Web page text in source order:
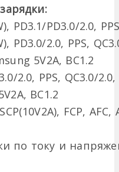
PD3.1/PD3.0/2.0,
PD3.0/2.0, PPS,
5V2A, BC1.2
2.0, PPS, QC3.0/2.0,
BC1.2
FCP,
по току и